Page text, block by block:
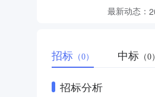
最新动态：
招标 （0） 中标 （0）
招标分析